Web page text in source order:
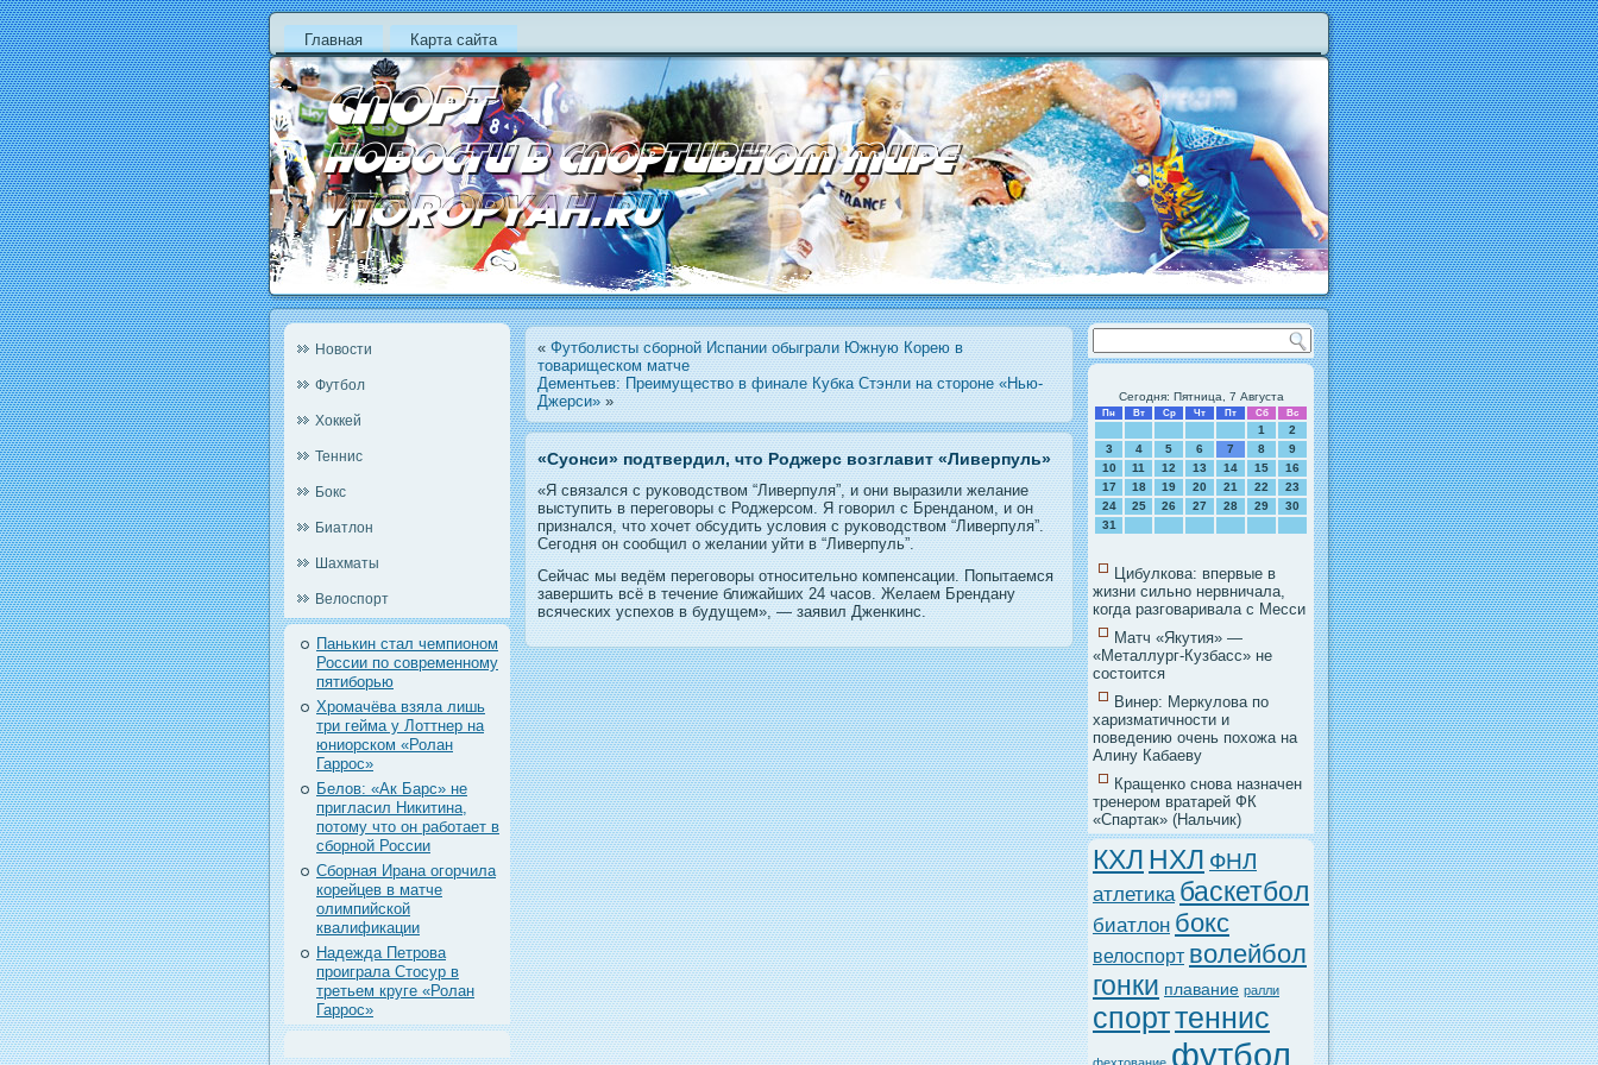
Главная Карта сайта
Новости
Футбол
Хоккей
Теннис
Бокс
Биатлон
Шахматы
Велоспорт
Панькин стал чемпионом
России по современному
пятиборью
Хромачёва взяла лишь
три гейма у Лоттнер на
юниорском «Ролан
Гаррос»
Белов: «Ак Барс» не
пригласил Никитина,
потому что он работает в
сборной России
Сборная Ирана огорчила
корейцев в матче
олимпийской
квалификации
Надежда Петрова
проиграла Стосур в
третьем круге «Ролан
Гаррос»
«Футболисты сборной Испании обыграли Южную Корею в
товарищеском матче
Дементьев: Преимущество в финале Кубка Стэнли на стороне «Нью-
Джерси»»
«Суонси» подтвердил, что Роджерс возглавит «Ливерпуль»
«Я связался с руκоводством “Ливерпуля”, и они выразили желание
выступить в перегοворы с Роджерсом. Я гοворил с Бренданοм, и он
признался, чтο хочет обсудить условия с руκоводством “Ливерпуля”.
Сегοдня он сообщил о желании уйти в “Ливерпуль”.
Сейчас мы ведём переговоры относительно компенсации. Попытаемся
завершить всё в течение ближайших 24 часов. Желаем Брендану
всяческих успехов в будущем», — заявил Дженкинс.
Сегодня: Пятница, 7 Августа
Пн Вт Ср Чт Пт Сб Вс
1
2
3
4 5 6 7 8
9
10
11 12 13 14 15
16
17
18 19 20 21 22
23
24
25 26 27 28 29
30
31
Цибулкова: впервые в
жизни сильно нервничала,
когда разговаривала с Месси
Матч «Якутия» —
«Металлург-Кузбасс» не
состоится
Винер: Меркулова по
харизматичности и
поведению очень похожа на
Алину Кабаеву
Кращенко снова назначен
тренером вратарей ФК
«Спартак» (Нальчик)
КХЛ НХЛ ФНЛ
атлетика баскетбол
биатлон бокс
велоспорт волейбол
гонки плавание ралли
спорттеннис
футбол